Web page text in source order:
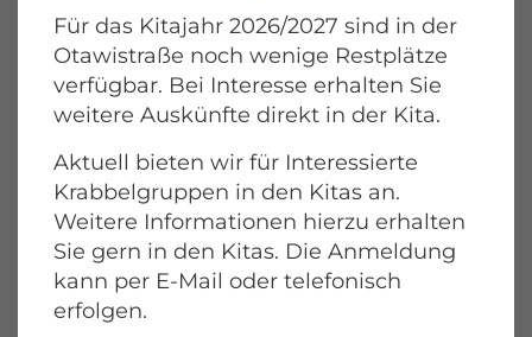
Für das Kitajahr 2026/2027 sind in der
Otawistraße noch wenige Restplätze
verfügbar. Bei Interesse erhalten Sie
weitere Auskünfte direkt in der Kita.
Aktuell bieten wir für Interessierte
Krabbelgruppen in den Kitas an.
Weitere Informationen hierzu erhalten
Sie gern in den Kitas. Die Anmeldung
kann per E-Mail oder telefonisch
erfolgen.